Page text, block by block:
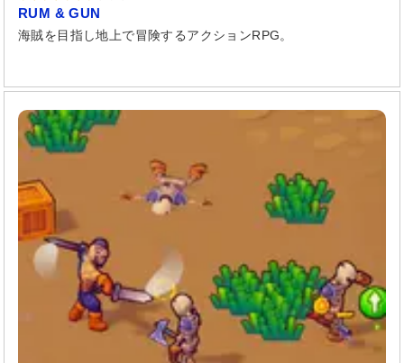
RUM & GUN
海賊を目指し地上で冒険するアクションRPG。